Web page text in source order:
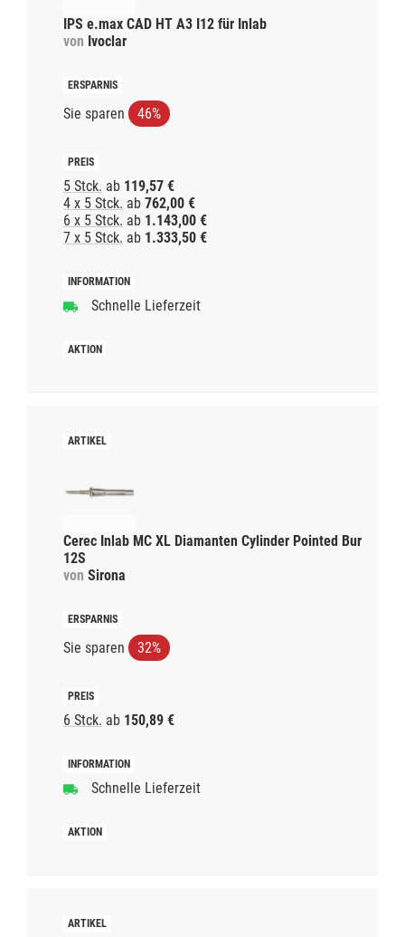
IPS e.max CAD HT A3 I12 für Inlab
von Ivoclar
Sie sparen 46%
5 Stck. ab 119,57 €
4 x 5 Stck. ab 762,00 €
6 x 5 Stck. ab 1.143,00 €
7 x 5 Stck. ab 1.333,50 €
Schnelle Lieferzeit
Cerec Inlab MC XL Diamanten Cylinder Pointed Bur
12S
von Sirona
Sie sparen 32%
6 Stck. ab 150,89 €
Schnelle Lieferzeit